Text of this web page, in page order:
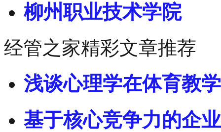
柳州职业技术学院
经管之家精彩文章推荐
浅谈心理学在体育教
基于核心竞争力的企